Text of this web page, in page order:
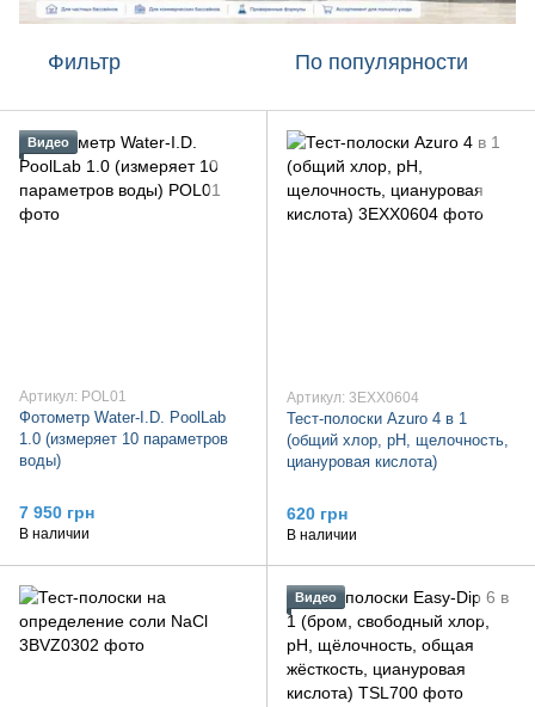
Фильтр По популярности
Видео
Артикул: POL01
Фотометр Water-I.D. PoolLab
1.0 (измеряет 10 параметров
воды)
7 950 грн
В наличии
Артикул: 3EXX0604
Тест-полоски Azuro 4 в 1
(общий хлор, pH, щелочность,
циануровая кислота)
620 грн
В наличии
Видео